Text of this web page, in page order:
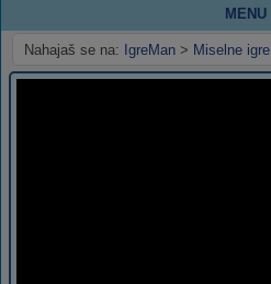
MENU
Nahajaš se na: IgreMan > Miselne igre